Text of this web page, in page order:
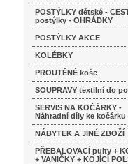
POSTÝLKY dětské -
postýlky - OHRÁDKY
POSTÝLKY AKCE
KOLÉBKY
PROUTĚNÉ koše
SOUPRAVY textilní do
SERVIS NA KOČÁRKY -
Náhradní díly ke kočárku
NÁBYTEK A JINÉ ZBOŽÍ
PŘEBALOVACÍ pulty +
+ VANIČKY + KOJÍCÍ